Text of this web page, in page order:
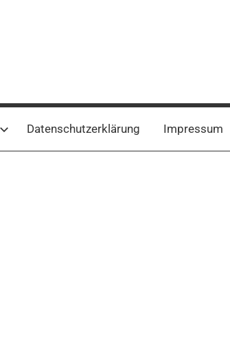
Datenschutzerklärung Impressum